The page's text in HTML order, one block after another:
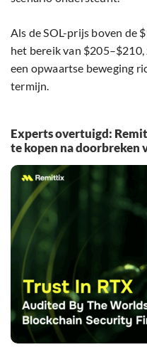
Als de SOL-prijs boven de
het bereik van
een opwaartse beweging
termijn.
Experts overtuigd:
te kopen na doorbreken